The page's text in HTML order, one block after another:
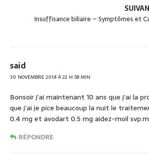
o
Insuffisance biliaire – Symptômes et
said
30 NOVEMBRE 2014 À 22 H 58 MIN
Bonsoir j’ai maintenant 10 ans que j’ai la
que j’ai je pice beaucoup la nuit le
0.4 mg et avodart 0.5 mg aidez-moil
RÉPONDRE